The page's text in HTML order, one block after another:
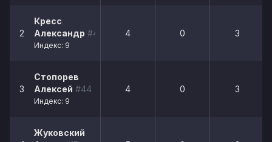
2
Кресс
Александр #45
Индекс: 9
4 0 3
3
Стопорев
Алексей #44
Индекс: 9
4 0 3
Жуковский